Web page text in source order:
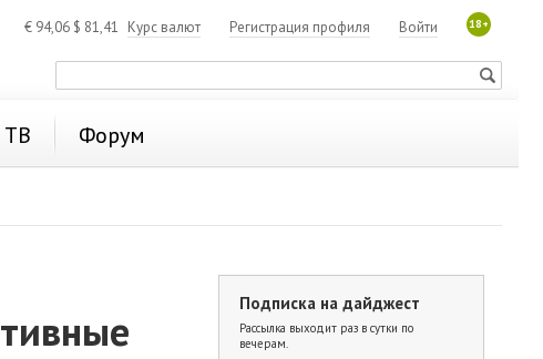
€ 94,06 $ 81,41 Курс валют 18+
Войти
Регистрация профиля
ТВ Форум
Подписка на дайджест
Рассылка выходит раз в сутки по
вечерам.